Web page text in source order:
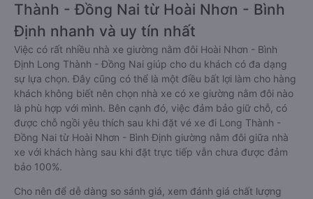
Thành - Đồng Nai từ Hoài Nhơn - Bình
Định nhanh và uy tín nhất
Việc có rất nhiều nhà xe giường nằm đôi Hoài Nhơn - Bình
Định Long Thành - Đồng Nai giúp cho du khách có đa dạng
sự lựa chọn. Đây cũng có thể là một điều bất lợi làm cho hàng
khách không biết nên chọn nhà xe có xe giường nằm đôi nào
là phù hợp với mình. Bên cạnh đó, việc đảm bảo giữ chỗ, có
được chỗ ngồi yêu thích sau khi đặt vé xe đi Long Thành -
Đồng Nai từ Hoài Nhơn - Bình Định giường nằm đôi giữa nhà
xe với khách hàng sau khi đặt trực tiếp vẫn chưa được đảm
bảo 100%.
Cho nên để dễ dàng so sánh giá, xem đánh giá chất lượng